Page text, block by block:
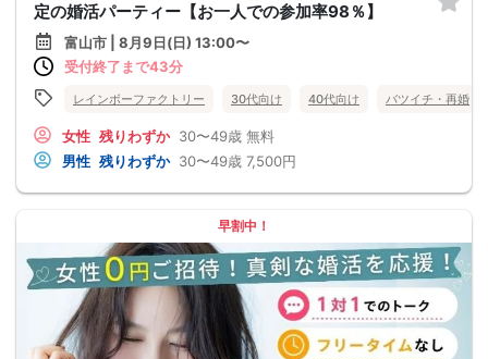
定の婚活パーティー【お一人での参加率98％】
富山市 | 8月9日(日) 13:00〜
受付終了まで43分
レインボーファクトリー 30代向け 40代向け バツイチ・再婚
女性 残りわずか 30〜49歳 無料
男性 残りわずか 30〜49歳 7,500円
早割中！